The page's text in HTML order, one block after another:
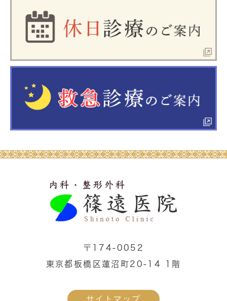
〒174-0052
東京都板橋区蓮沼町20-14 1階
サイトマップ